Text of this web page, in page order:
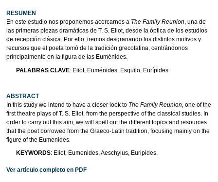
RESUMEN
En este estudio nos proponemos acercarnos a The Family Reunion, una de
las primeras piezas dramáticas de T. S. Eliot, desde la óptica de los estudios
de recepción clásica. Por ello, iremos desgranando los distintos motivos y
recursos que el poeta tomó de la tradición grecolatina, centrándonos
principalmente en la figura de las Euménides.
PALABRAS CLAVE: Eliot, Euménides, Esquilo, Eurípides.
ABSTRACT
In this study we intend to have a closer look to The Family Reunion , one of the
first theatre plays of T. S. Eliot, from the perspective of the classical studies. In
order to carry out this aim, we will spell out the different topics and resources
that the poet borrowed from the Graeco-Latin tradition, focusing mainly on the
figure of the Eumenides.
KEYWORDS: Eliot, Eumenides, Aeschylus, Euripides.
Ver artículo completo en PDF